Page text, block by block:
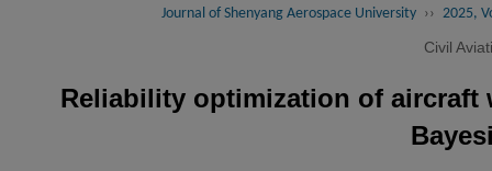
Journal of Shenyang Aerospace University ›› 2025,
Civil
Reliability optimization of aircraft